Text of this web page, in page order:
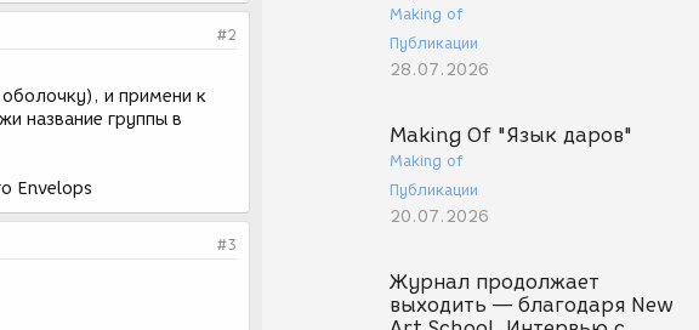
Making of
Публикации
28.07.2026
Making Of "Язык даров"
Making of
Публикации
20.07.2026
Журнал продолжает
выходить — благодаря New
#2
оболочку), и примени к
название группы в
Envelops
#3